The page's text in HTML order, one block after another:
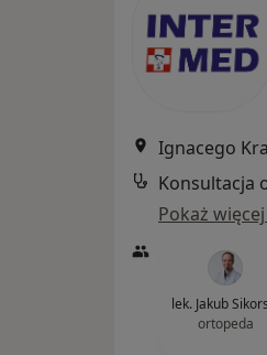
Ignacego
Konsultacja
Pokaż więcej
lek. Jakub
ortopeda